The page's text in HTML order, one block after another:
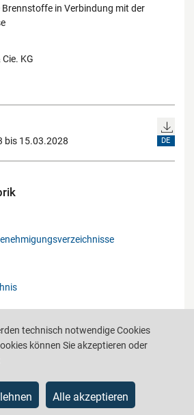
in Verbindung mit der
KG
bis 15.03.2028
DE
für das Bauwesen IS-ARGEBAU
technisch notwendige Cookies
können Sie akzeptieren oder
Alle akzeptieren